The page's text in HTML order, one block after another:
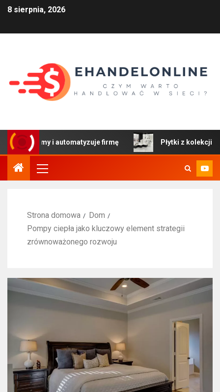
8 sierpnia, 2026
i automatyzuje firmę Płytki z kolekcji Colors:
Strona domowa
Dom
Pompy ciepła jako kluczowy element strategii
zrównoważonego rozwoju